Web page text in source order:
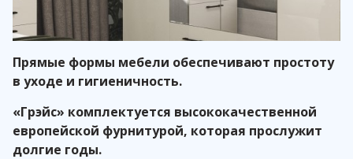
Прямые формы мебели обеспечивают простоту
в уходе и гигиеничность.
«Грэйс» комплектуется высококачественной
европейской фурнитурой, которая прослужит
долгие годы.